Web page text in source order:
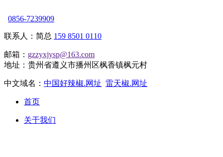
0856-7239909
联系人：简总 159 8501 0110
邮箱： gzzyxjysp@163.com
地址：贵州省遵义市播州区枫香镇枫元村
中文域名： 中国好辣椒.网址 雷天椒.网址
首页
关于我们